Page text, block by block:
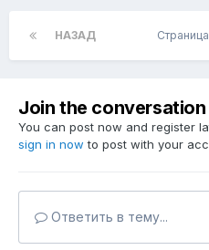
НАЗАД Страница
Join the conversation
You can post now and register
sign in now to post with your
Ответить в тему...